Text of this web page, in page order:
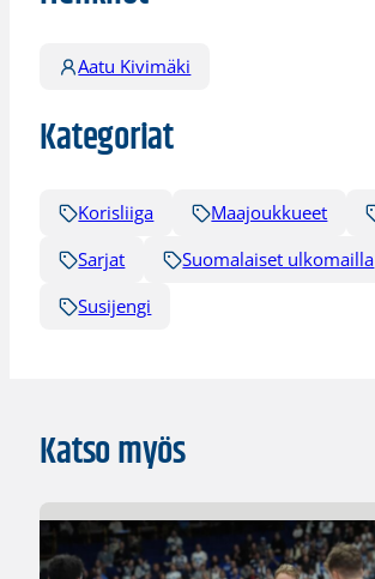
Aatu Kivimäki
Kategoriat
Korisliiga Maajoukkueet
Sarjat
Suomalaiset ulkomailla
Susijengi
Katso myös